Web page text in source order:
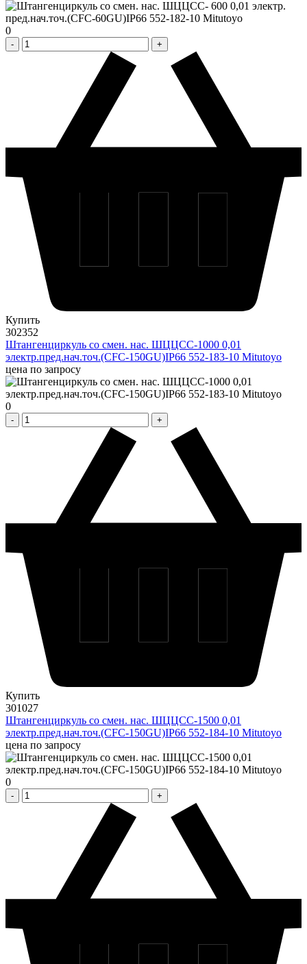
0
Купить
302352
Штангенциркуль со смен. нас. ШЦЦСС-1000 0,01
электр.пред.нач.точ.(CFC-150GU)IP66 552-183-10 Mitutoyo
цена по запросу
0
Купить
301027
Штангенциркуль со смен. нас. ШЦЦСС-1500 0,01
электр.пред.нач.точ.(CFC-150GU)IP66 552-184-10 Mitutoyo
цена по запросу
0